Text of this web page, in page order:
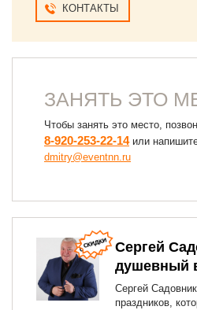
КОНТАКТЫ
ЗАНЯТЬ ЭТО
Чтобы занять это место,
8-920-253-22-14или
dmitry@eventnn.ru
Сергей
душевный
Сергей
праздников,